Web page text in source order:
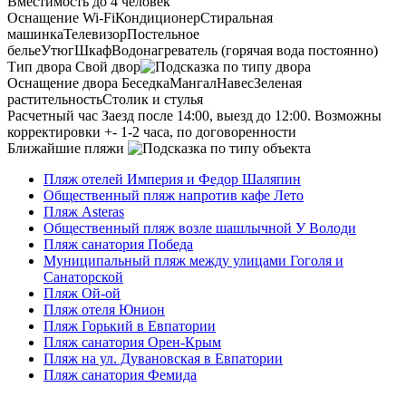
Оснащение Wi-FiКондиционерСтиральная
машинкаТелевизорПостельное
бельеУтюгШкафВодонагреватель (горячая вода постоянно)
Тип двора Свой двор
Оснащение двора БеседкаМангалНавесЗеленая
растительностьСтолик и стулья
Расчетный час Заезд после 14:00, выезд до 12:00. Возможны
корректировки +- 1-2 часа, по договоренности
Ближайшие пляжи
Пляж отелей Империя и Федор Шаляпин
Общественный пляж напротив кафе Лето
Пляж Asteras
Общественный пляж возле шашлычной У Володи
Пляж санатория Победа
Муниципальный пляж между улицами Гоголя и
Санаторской
Пляж Ой-ой
Пляж отеля Юнион
Пляж Горький в Евпатории
Пляж санатория Орен-Крым
Пляж на ул. Дувановская в Евпатории
Пляж санатория Фемида